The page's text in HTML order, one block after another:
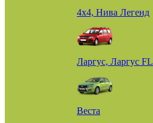
4х4, Нива Легенд
Ларгус, Ларгус FL
Веста